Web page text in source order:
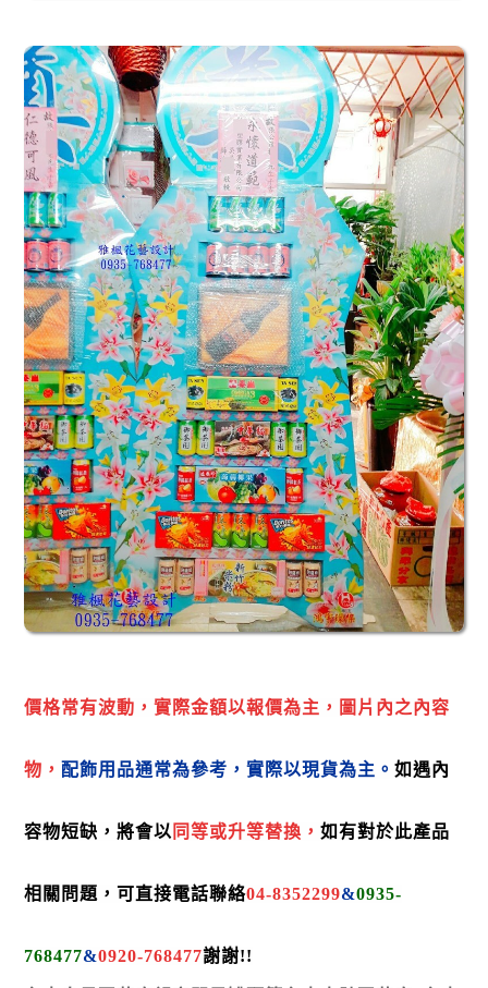
價格常有波動，實際金額以報價為主， 圖片內之內容
物， 配飾用品通常為參考，實際以現貨為主。如遇內
容物短缺，將會以 同等或升等替換，如有對於此產品
相關 問題，可直接電話聯絡04-8352299&0935-
768477&0920-768477謝謝!!